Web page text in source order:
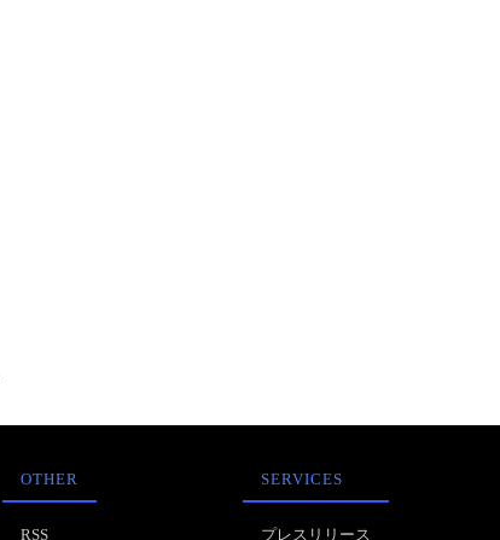
OTHER
RSS
SERVICES
プレスリリース